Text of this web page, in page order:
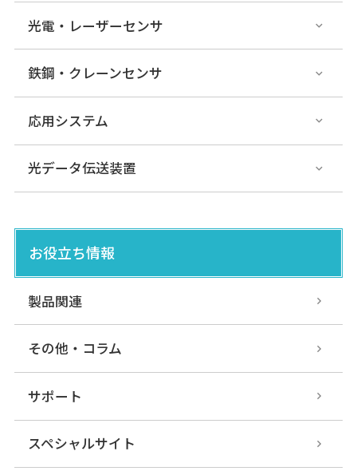
光電・レーザーセンサ
鉄鋼・クレーンセンサ
応用システム
光データ伝送装置
お役立ち情報
製品関連
その他・コラム
サポート
スペシャルサイト